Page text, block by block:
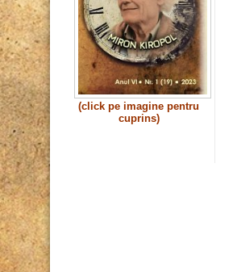
(click pe imagine pentru
cuprins)